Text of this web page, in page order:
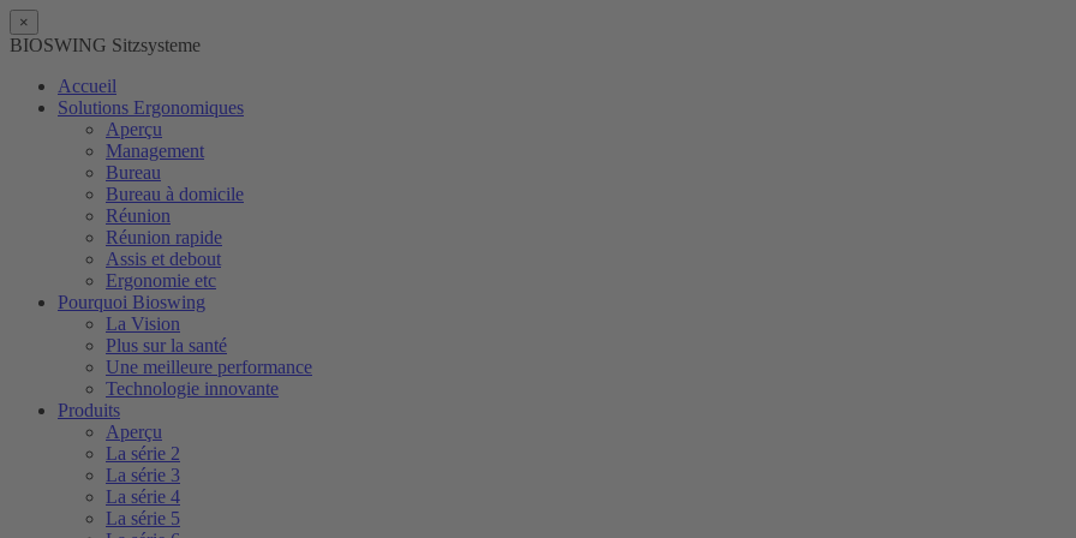
×
BIOSWING Sitzsysteme
Accueil
Solutions Ergonomiques
Aperçu
Management
Bureau
Bureau à domicile
Réunion
Réunion rapide
Assis et debout
Ergonomie etc
Pourquoi Bioswing
La Vision
Plus sur la santé
Une meilleure performance
Technologie innovante
Produits
Aperçu
La série 2
La série 3
La série 4
La série 5